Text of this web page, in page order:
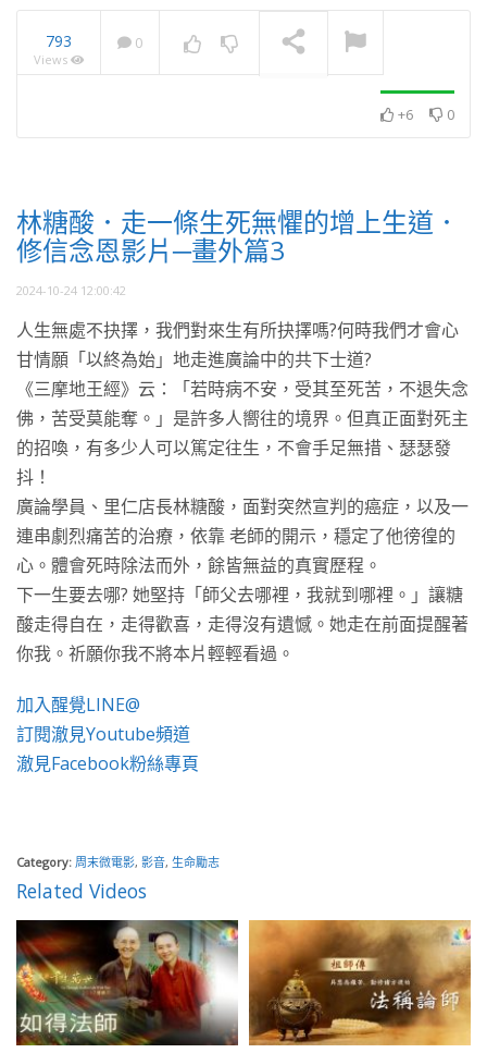
793
Views
0
+6 0
林糖酸．走一條生死無懼的增上生道．
修信念恩影片─畫外篇3
2024-10-24 12:00:42
人生無處不抉擇，我們對來生有所抉擇嗎?何時我們才會心
甘情願「以終為始」地走進廣論中的共下士道?
《三摩地王經》云：「若時病不安，受其至死苦，不退失念
佛，苦受莫能奪。」是許多人嚮往的境界。但真正面對死主
的招喚，有多少人可以篤定往生，不會手足無措、瑟瑟發
抖！
廣論學員、里仁店長林糖酸，面對突然宣判的癌症，以及一
連串劇烈痛苦的治療，依靠 老師的開示，穩定了他徬徨的
心。體會死時除法而外，餘皆無益的真實歷程。
下一生要去哪? 她堅持「師父去哪裡，我就到哪裡。」讓糖
酸走得自在，走得歡喜，走得沒有遺憾。她走在前面提醒著
你我。祈願你我不將本片輕輕看過。
加入醒覺LINE@
訂閱澈見Youtube頻道
澈見Facebook粉絲專頁
Category: 周末微電影, 影音, 生命勵志
Related Videos